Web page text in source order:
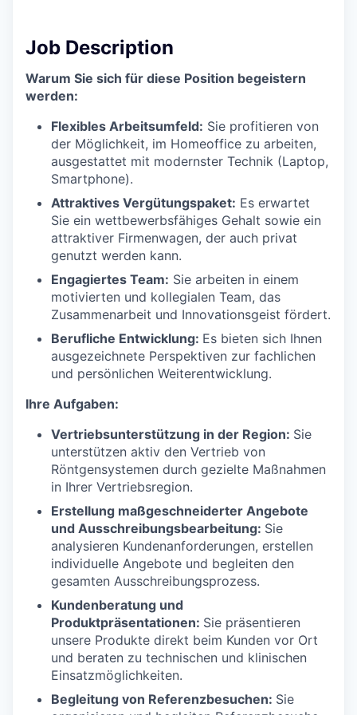
Job Description
Warum Sie sich für diese Position begeistern
werden:
Flexibles Arbeitsumfeld: Sie profitieren von
der Möglichkeit, im Homeoffice zu arbeiten,
ausgestattet mit modernster Technik (Laptop,
Smartphone).
Attraktives Vergütungspaket: Es erwartet
Sie ein wettbewerbsfähiges Gehalt sowie ein
attraktiver Firmenwagen, der auch privat
genutzt werden kann.
Engagiertes Team: Sie arbeiten in einem
motivierten und kollegialen Team, das
Zusammenarbeit und Innovationsgeist fördert.
Berufliche Entwicklung: Es bieten sich Ihnen
ausgezeichnete Perspektiven zur fachlichen
und persönlichen Weiterentwicklung.
Ihre Aufgaben:
Vertriebsunterstützung in der Region: Sie
unterstützen aktiv den Vertrieb von
Röntgensystemen durch gezielte Maßnahmen
in Ihrer Vertriebsregion.
Erstellung maßgeschneiderter Angebote
und Ausschreibungsbearbeitung: Sie
analysieren Kundenanforderungen, erstellen
individuelle Angebote und begleiten den
gesamten Ausschreibungsprozess.
Kundenberatung und
Produktpräsentationen: Sie präsentieren
unsere Produkte direkt beim Kunden vor Ort
und beraten zu technischen und klinischen
Einsatzmöglichkeiten.
Begleitung von Referenzbesuchen: Sie